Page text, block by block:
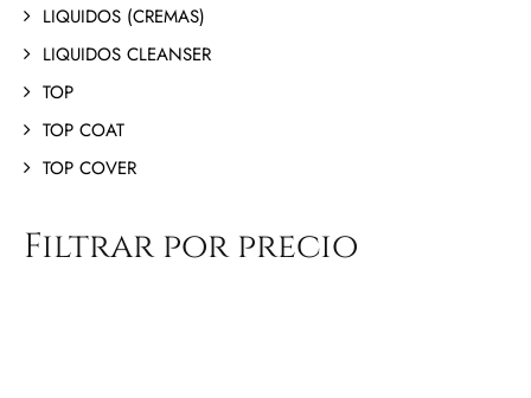
LIQUIDOS (CREMAS)
LIQUIDOS CLEANSER
TOP
TOP COAT
TOP COVER
Filtrar por precio